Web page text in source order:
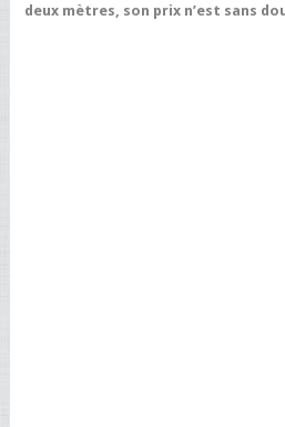
deux mètres, son prix n’est sans